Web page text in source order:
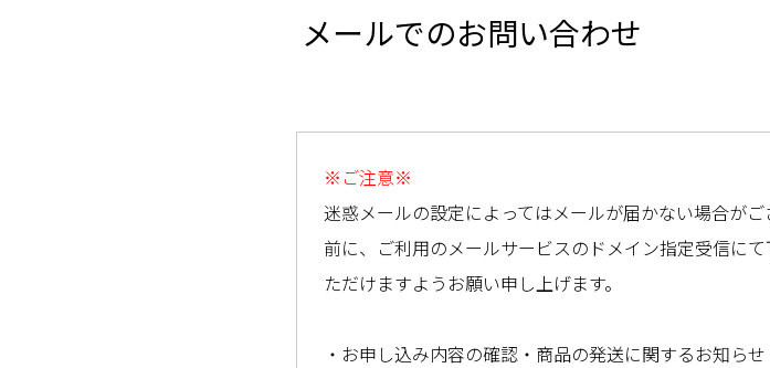
メールでのお問い合わせ
※ご注意※
迷惑メールの設定によってはメールが届かない場合が
前に、ご利用のメールサービスのドメイン指定受信に
ただけますようお願い申し上げます。
・お申し込み内容の確認・商品の発送に関するお知ら